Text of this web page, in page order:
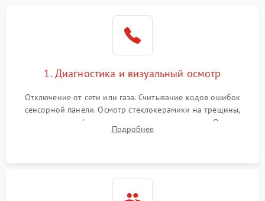
1. Диагностика и визуальный осмотр
Отключение от сети или газа. Считывание кодов ошибок
сенсорной панели. Осмотр стеклокерамики на трещины,
проверка конфорок на равномерность нагрева. Опрос
клиента о симптомах (не включается, не видит посуду,
Подробнее